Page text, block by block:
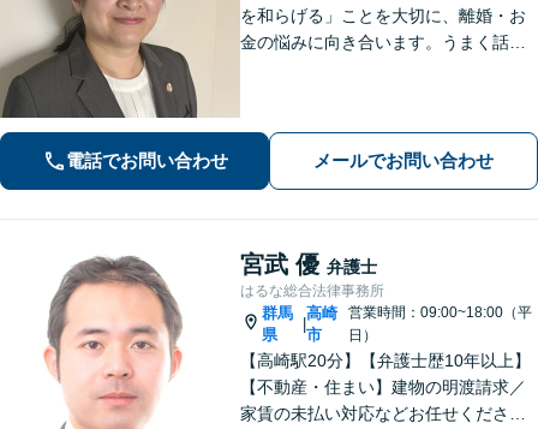
を和らげる」ことを大切に、離婚・お
金の悩みに向き合います。うまく話せ
電話でお問い合わせ メールでお問い合わせ
宮武 優 弁護士
はるな総合法律事務所
群馬
県
|
高崎
市
営業時間：09:00~18:00（平
日）
【高崎駅20分】【弁護士歴10年以上】
【不動産・住まい】建物の明渡請求／
家賃の未払い対応などお任せくださ